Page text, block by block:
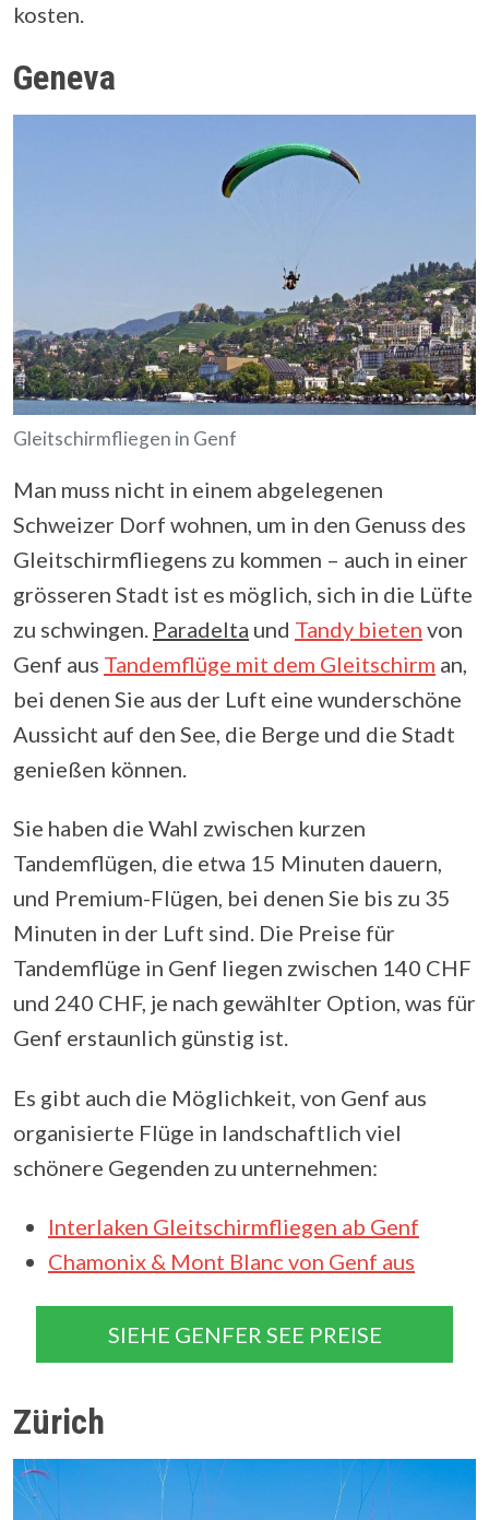
kosten.
Geneva
Gleitschirmfliegen in Genf
Man muss nicht in einem abgelegenen
Schweizer Dorf wohnen, um in den Genuss des
Gleitschirmfliegens zu kommen – auch in einer
grösseren Stadt ist es möglich, sich in die Lüfte
zu schwingen. Paradelta und Tandy bieten von
Genf aus Tandemflüge mit dem Gleitschirm an,
bei denen Sie aus der Luft eine wunderschöne
Aussicht auf den See, die Berge und die Stadt
genießen können.
Sie haben die Wahl zwischen kurzen
Tandemflügen, die etwa 15 Minuten dauern,
und Premium-Flügen, bei denen Sie bis zu 35
Minuten in der Luft sind. Die Preise für
Tandemflüge in Genf liegen zwischen 140 CHF
und 240 CHF, je nach gewählter Option, was für
Genf erstaunlich günstig ist.
Es gibt auch die Möglichkeit, von Genf aus
organisierte Flüge in landschaftlich viel
schönere Gegenden zu unternehmen:
Interlaken Gleitschirmfliegen ab Genf
Chamonix & Mont Blanc von Genf aus
SIEHE GENFER SEE PREISE
Zürich